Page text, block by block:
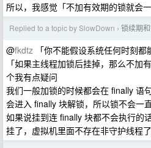
所以，我感觉「不加有效期的锁就会
Replied to a topic by SlowDown › 锁续期
@fkdtz 「你不能假设系统任何时刻
「如果主线程加锁后挂掉，那么不加
个我有点疑问
我们一般加锁的时候都会在 finally 语
会进入 finally 块解锁，所以锁不会一
如果说挂到连 finally 块都不会执行的
挂了，虚拟机里面不存在非守护线程